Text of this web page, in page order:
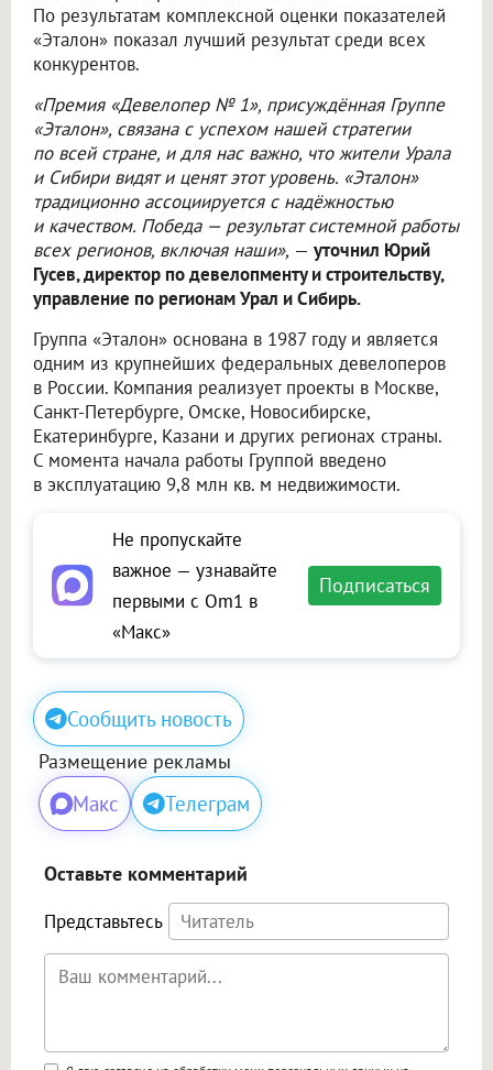
По результатам комплексной оценки показателей
«Эталон» показал лучший результат среди всех
конкурентов.
«Премия «Девелопер № 1», присуждённая Группе
«Эталон», связана с успехом нашей стратегии
по всей стране, и для нас важно, что жители Урала
и Сибири видят и ценят этот уровень. «Эталон»
традиционно ассоциируется с надёжностью
и качеством. Победа — результат системной работы
всех регионов, включая наши», — уточнил Юрий
Гусев, директор по девелопменту и строительству,
управление по регионам Урал и Сибирь.
Группа «Эталон» основана в 1987 году и является
одним из крупнейших федеральных девелоперов
в России. Компания реализует проекты в Москве,
Санкт-Петербурге, Омске, Новосибирске,
Екатеринбурге, Казани и других регионах страны.
С момента начала работы Группой введено
в эксплуатацию 9,8 млн кв. м недвижимости.
Не пропускайте
важное — узнавайте
первыми с Om1 в
«Макс»
Подписаться
Сообщить новость
Размещение рекламы
Макс Телеграм
Оставьте комментарий
Представьтесь